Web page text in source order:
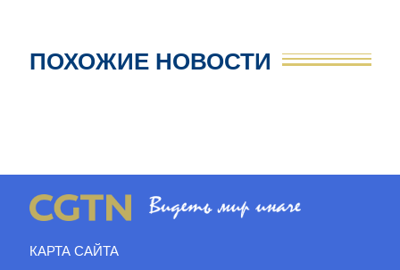
ПОХОЖИЕ НОВОСТИ
КАРТА САЙТА